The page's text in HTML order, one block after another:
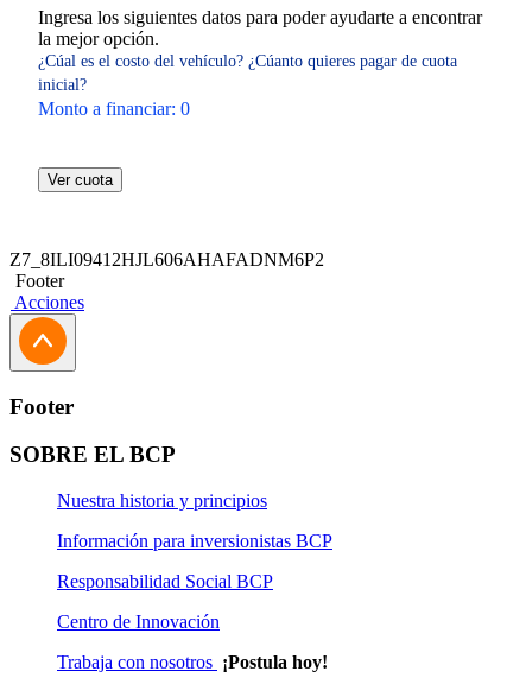
Ingresa los siguientes datos para poder ayudarte a encontrar
la mejor opción.
¿Cúal es el costo del vehículo? ¿Cúanto quieres pagar de cuota
inicial?
Monto a financiar: 0
Ver cuota
Z7_8ILI09412HJL606AHAFADNM6P2
Footer
Acciones
Footer
SOBRE EL BCP
Nuestra historia y principios
Información para inversionistas BCP
Responsabilidad Social BCP
Centro de Innovación
Trabaja con nosotros ¡Postula hoy!